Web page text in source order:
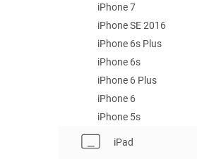
iPhone 7
iPhone SE 2016
iPhone 6s Plus
iPhone 6s
iPhone 6 Plus
iPhone 6
iPhone 5s
iPad